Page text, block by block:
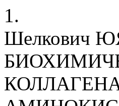
1.
Шелкович